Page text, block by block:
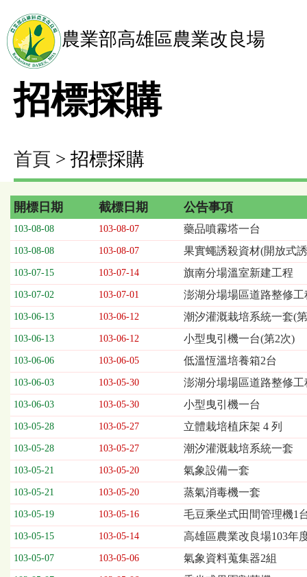
農業部高雄區農業改良場
招標採購
首頁 > 招標採購
招
標
採
購
列
表，
欄
位
依
序
開
標
期、
截
標
日
期、
公
告
事
項
開標日期 截標日期 公告事項
103-08-08 103-08-07 藥品噴霧塔一台
103-08-08 103-08-07 果實蠅誘殺資材(開放式
103-07-15 103-07-14 旗南分場溫室新建工程
103-07-02 103-07-01 澎湖分場場區道路整修工
103-06-13 103-06-12 潮汐灌溉栽培系統一套(
103-06-13 103-06-12 小型曳引機一台(第2次)
103-06-06 103-06-05 低溫恆溫培養箱2台
103-06-03 103-05-30 澎湖分場場區道路整修工
103-06-03 103-05-30 小型曳引機一台
103-05-28 103-05-27 立體栽培植床架 4 列
103-05-28 103-05-27 潮汐灌溉栽培系統一套
103-05-21 103-05-20 氣象設備一套
103-05-21 103-05-20 蒸氣消毒機一套
103-05-19 103-05-16 毛豆乘坐式田間管理機1
103-05-15 103-05-14 高雄區農業改良場103年
103-05-07 103-05-06 氣象資料蒐集器2組